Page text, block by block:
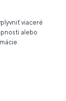
viaceré
alebo